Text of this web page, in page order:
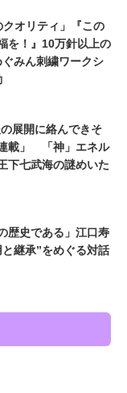
オリティ」『この
を！』10万針以上の
みん刺繍ワークシ
の展開に絡んできそ
載」 「神」エネル
下七武海の謎めいた
歴史である」江口寿
継承”をめぐる対話